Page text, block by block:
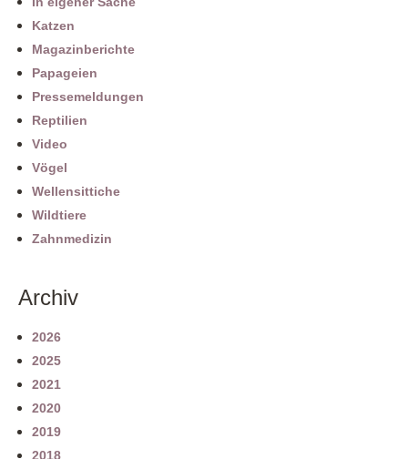
Katzen
Magazinberichte
Papageien
Pressemeldungen
Reptilien
Video
Vögel
Wellensittiche
Wildtiere
Zahnmedizin
Archiv
2026
2025
2021
2020
2019
2018